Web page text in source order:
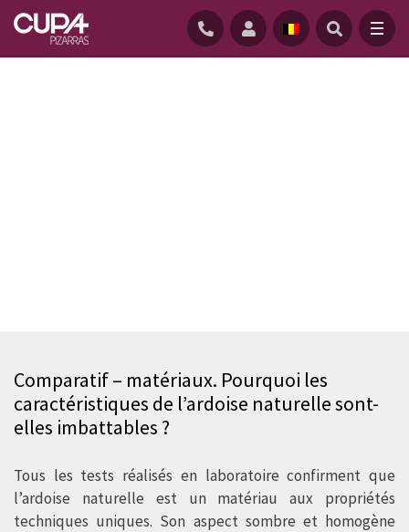
Son esthétique et ses qualités techniques
restent intactes tout au long de la vie. La
mise au banc d’essais face à d’autres
matériaux démontre clairement ses
nombreux avantages.
Comparatif – matériaux. Pourquoi les
caractéristiques de l’ardoise naturelle sont-
elles imbattables ?
Tous les tests réalisés en laboratoire confirment que
l’ardoise naturelle est un matériau aux propriétés
techniques uniques. Son aspect sombre et homogène